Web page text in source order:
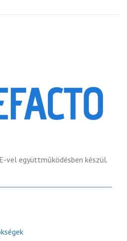
vel együttműködésben készül.